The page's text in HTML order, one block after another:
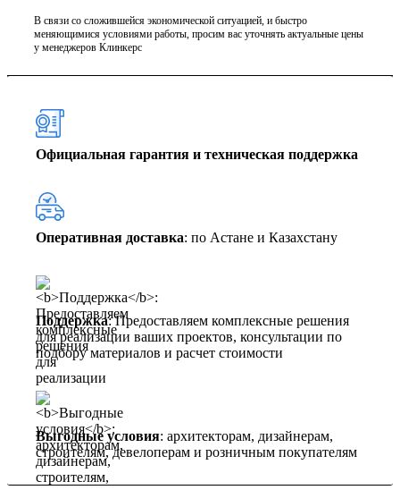
В связи со сложившейся экономической ситуацией, и быстро
меняющимися условиями работы, просим вас уточнять актуальные цены
у менеджеров Клинкерс
Официальная гарантия и техническая поддержка
Оперативная доставка: по Астане и Казахстану
Поддержка: Предоставляем комплексные решения
для реализации ваших проектов, консультации по
подбору материалов и расчет стоимости
Выгодные условия: архитекторам, дизайнерам,
строителям, девелоперам и розничным покупателям